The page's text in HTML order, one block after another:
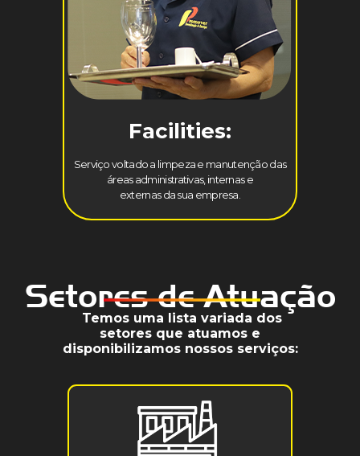
Facilities:
Serviço voltado a limpeza e manutenção das
áreas administrativas, internas e
externas da sua empresa.
Setores de Atuação
Temos uma lista variada dos
setores que atuamos e
disponibilizamos nossos serviços: